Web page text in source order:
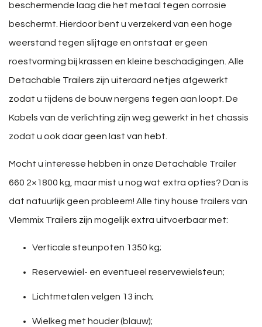
beschermende laag die het metaal tegen corrosie
beschermt. Hierdoor bent u verzekerd van een hoge
weerstand tegen slijtage en ontstaat er geen
roestvorming bij krassen en kleine beschadigingen. Alle
Detachable Trailers zijn uiteraard netjes afgewerkt
zodat u tijdens de bouw nergens tegen aan loopt. De
Kabels van de verlichting zijn weg gewerkt in het chassis
zodat u ook daar geen last van hebt.
Mocht u interesse hebben in onze Detachable Trailer
660 2×1800 kg, maar mist u nog wat extra opties? Dan is
dat natuurlijk geen probleem! Alle tiny house trailers van
Vlemmix Trailers zijn mogelijk extra uitvoerbaar met:
Verticale steunpoten 1350 kg;
Reservewiel- en eventueel reservewielsteun;
Lichtmetalen velgen 13 inch;
Wielkeg met houder (blauw);